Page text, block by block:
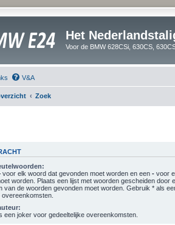
Het
Voor de BMW 628CSi, 630CS,
V&A
Zoek
voor elk woord dat gevonden moet worden en een - voor
worden. Plaats een lijst met woorden gescheiden door
van de woorden gevonden moet worden. Gebruik * als
overeenkomsten.
een joker voor gedeeltelijke overeenkomsten.